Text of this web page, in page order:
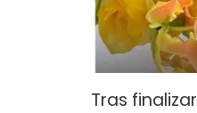
Tras finalizar